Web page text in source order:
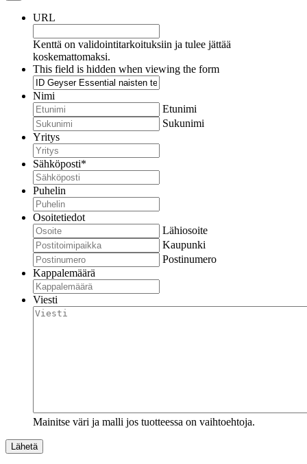
URL
Kenttä on validointitarkoituksiin ja tulee jättää
koskemattomaksi.
This field is hidden when viewing the form
Nimi
Etunimi
Sukunimi
Yritys
Sähköposti*
Puhelin
Osoitetiedot
Lähiosoite
Kaupunki
Postinumero
Kappalemäärä
Viesti
Mainitse väri ja malli jos tuotteessa on vaihtoehtoja.